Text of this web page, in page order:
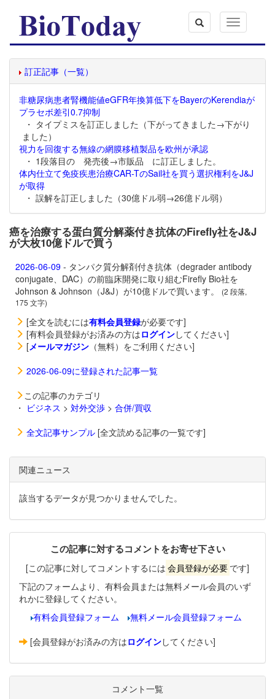
Toggle
navigation
訂正記事（一覧）
非糖尿病患者腎機能値eGFR年換算低下をBayerのKerendiaが
プラセボ差引0.7抑制
・ タイプミスを訂正しました（下がってきました→下がり
ました）
視力を回復する無線の網膜移植製品を欧州が承認
・ 1段落目の 発売後→市販品 に訂正しました。
体内仕立て免疫疾患治療CAR-TのSail社を買う選択権利をJ&J
が取得
・ 誤解を訂正しました（30億ドル弱→26億ドル弱）
癌を治療する蛋白質分解薬付き抗体のFirefly社をJ&J
が大枚10億ドルで買う
2026-06-09 - タンパク質分解剤付き抗体（degrader antibody
conjugate、DAC）の前臨床開発に取り組むFirefly Bio社を
Johnson & Johnson（J&J）が10億ドルで買います。
(2 段落,
175 文字)
[全文を読むには有料会員登録が必要です]
[有料会員登録がお済みの方はログインしてください]
[メールマガジン （無料）をご利用ください]
2026-06-09に登録された記事一覧
この記事のカテゴリ
・ ビジネス > 対外交渉 > 合併/買収
全文記事サンプル [全文読める記事の一覧です]
関連ニュース
該当するデータが見つかりませんでした。
この記事に対するコメントをお寄せ下さい
[この記事に対してコメントするには 会員登録が必要 です]
下記のフォームより、有料会員または無料メール会員のいず
れかに登録してください。
有料会員登録フォーム
無料メール会員登録フォーム
[会員登録がお済みの方はログインしてください]
コメント一覧